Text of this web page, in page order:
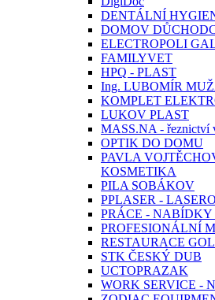
DENTÁLNÍ
DOMOV
ELECTROPOLI
FAMILYVET
HPQ - PLAST
Ing. LUBOMÍR
KOMPLET
LUKOV PLAST
MASS.NA - řeznictví
OPTIK DO DOMU
PAVLA
KOSMETIKA
PILA SOBÁKOV
PPLASER -
PRÁCE -
PROFESIONÁLNÍ
RESTAURACE
STK ČESKÝ DUB
UCTOPRAZAK
WORK SERVICE -